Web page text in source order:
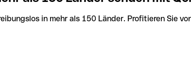
in mehr als 150 Länder. Profitieren Sie